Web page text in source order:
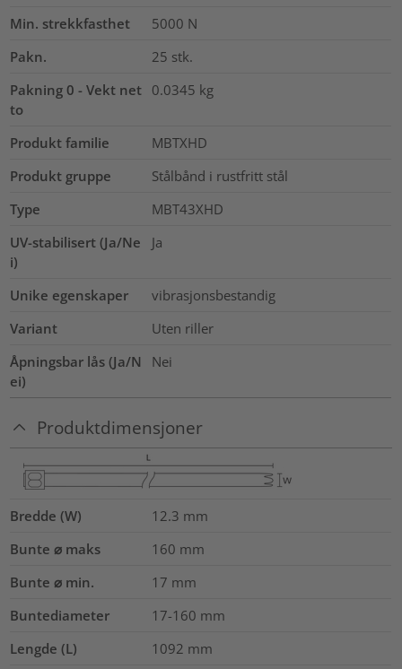
Min. strekkfasthet
5000 N
Pakn.
25 stk.
Pakning 0 - Vekt net
to
0.0345 kg
Produkt familie
MBTXHD
Produkt gruppe
Stålbånd i rustfritt stål
Type
MBT43XHD
UV-stabilisert (Ja/Ne
i)
Ja
Unike egenskaper
vibrasjonsbestandig
Variant
Uten riller
Åpningsbar lås (Ja/N
ei)
Nei
Produktdimensjoner
Bredde (W) 12.3 mm
Bunte ⌀ maks
160 mm
Bunte ⌀ min.
17 mm
Buntediameter
17-160 mm
Lengde (L)
1092 mm